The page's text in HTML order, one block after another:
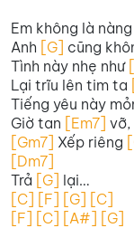
Em không là nàng
Anh [G] cũng
Tình này nhẹ như
Lại trĩu lên tim ta
Tiếng yêu này
Giờ tan [Em7]
[Gm7] Xếp riêng
[Dm7]
Trả [G] lại…
[C] [F] [G] [C]
[F] [C] [A#] [G]